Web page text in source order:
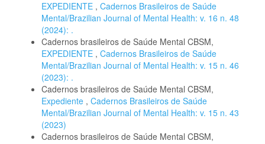
EXPEDIENTE , Cadernos Brasileiros de Saúde
Mental/Brazilian Journal of Mental Health: v. 16 n. 48
(2024): .
Cadernos brasileiros de Saúde Mental CBSM,
EXPEDIENTE , Cadernos Brasileiros de Saúde
Mental/Brazilian Journal of Mental Health: v. 15 n. 46
(2023): .
Cadernos brasileiros de Saúde Mental CBSM,
Expediente , Cadernos Brasileiros de Saúde
Mental/Brazilian Journal of Mental Health: v. 15 n. 43
(2023)
Cadernos brasileiros de Saúde Mental CBSM,